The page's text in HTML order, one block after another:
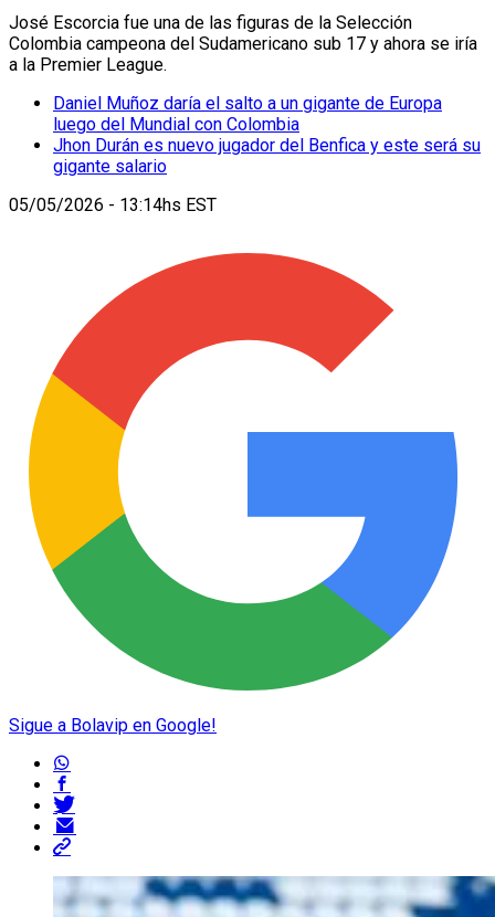
José Escorcia fue una de las figuras de la Selección
Colombia campeona del Sudamericano sub 17 y ahora se iría
a la Premier League.
Daniel Muñoz daría el salto a un gigante de Europa
luego del Mundial con Colombia
Jhon Durán es nuevo jugador del Benfica y este será su
gigante salario
05/05/2026 - 13:14hs EST
Sigue a Bolavip en Google!